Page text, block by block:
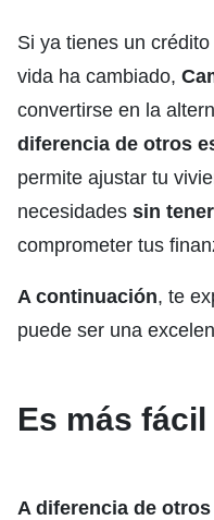
Si ya tienes un
vida ha cambiado,
convertirse en la
diferencia de otros
permite ajustar tu
necesidades sin
comprometer tus
A continuación, te
puede ser una
Es más fácil
A diferencia de otros